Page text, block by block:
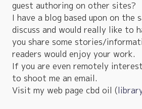
guest authoring on other sites?
I have a blog based upon on the
discuss and would really like to
you share some stories/
readers would enjoy your work.
If you are even remotely
to shoot me an email.
Visit my web page cbd oil (